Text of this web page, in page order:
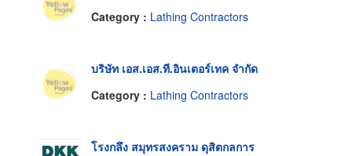
Category : Lathing Contractors
บริษัท เอส.เอส.ที.อินเตอร์เทค จำกัด
Category : Lathing Contractors
โรงกลึง สมุทรสงคราม ดุสิตกลการ